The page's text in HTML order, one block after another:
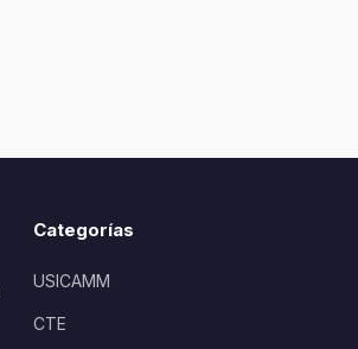
Categorías
USICAMM
CTE